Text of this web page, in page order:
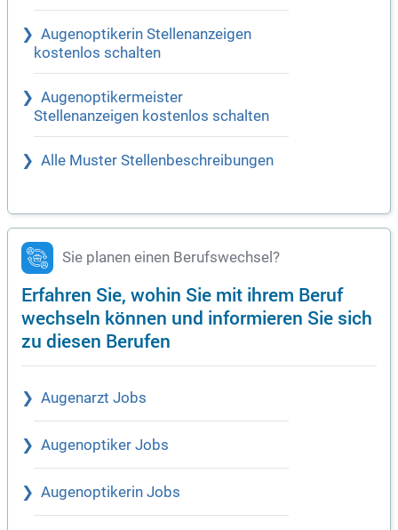
Augenoptikerin Stellenanzeigen
kostenlos schalten
Augenoptikermeister
Stellenanzeigen kostenlos schalten
Alle Muster Stellenbeschreibungen
Sie planen einen Berufswechsel?
Erfahren Sie, wohin Sie mit ihrem Beruf
wechseln können und informieren Sie sich
zu diesen Berufen
Augenarzt Jobs
Augenoptiker Jobs
Augenoptikerin Jobs